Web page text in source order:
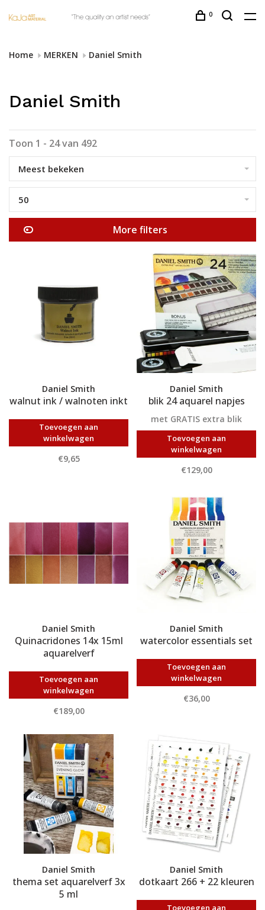
0
Home MERKEN Daniel Smith
Daniel Smith
Toon 1 - 24 van 492
Meest bekeken
50
More filters
Daniel Smith
walnut ink / walnoten inkt
Toevoegen aan
winkelwagen
€9,65
Daniel Smith
blik 24 aquarel napjes
met GRATIS extra blik
Toevoegen aan
winkelwagen
€129,00
Daniel Smith
Quinacridones 14x 15ml
aquarelverf
Toevoegen aan
winkelwagen
€189,00
Daniel Smith
watercolor essentials set
Toevoegen aan
winkelwagen
€36,00
Daniel Smith
thema set aquarelverf 3x
5 ml
Daniel Smith
dotkaart 266 + 22 kleuren
Toevoegen aan